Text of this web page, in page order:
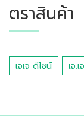
ตราสินค้า
เจเจ ดีไซน์ เจ.